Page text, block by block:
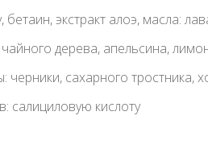
бетаин, экстракт алоэ, масла:
дерева, апельсина,
черники, сахарного тростника,
салициловую кислоту